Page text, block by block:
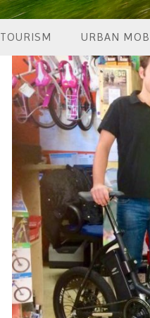
TOURISM URBAN